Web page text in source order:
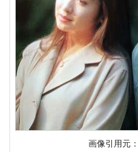
画像引用元